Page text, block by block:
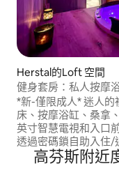
Herstal的Loft 空間
健身套房：私人按摩
*新-僅限成人* 迷人的
床、按摩浴缸、桑拿
英寸智慧電視和入口
透過密碼鎖自助入住/退房 預訂✨
務： 提前 🕓 入場（下午 4:15 而不是下午
6:00） 🕐 延遲退房（下午 1 點，而非上午
高芬斯附近